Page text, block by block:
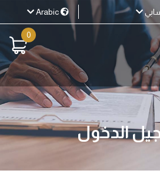
Arabic
0
الدخول